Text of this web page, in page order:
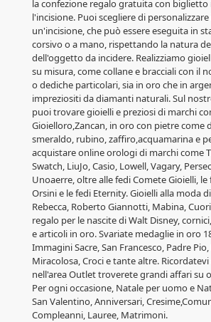
la confezione regalo gratuita con biglietto
l'incisione. Puoi scegliere di
un'incisione, che può essere eseguita in
corsivo o a mano, rispettando la natura
dell'oggetto da incidere. Realizziamo
su misura, come collane e bracciali con il
o dediche particolari, sia in oro che in
impreziositi da diamanti naturali. Sul
puoi trovare gioielli e preziosi di marchi
Gioielloro,Zancan, in oro con pietre come
smeraldo, rubino, zaffiro,acquamarina e
acquistare online orologi di marchi come
Swatch, LiuJo, Casio, Lowell, Vagary,
Unoaerre, oltre alle fedi Comete Gioielli, le
Orsini e le fedi Eternity. Gioielli alla moda
Rebecca, Roberto Giannotti, Mabina,
regalo per le nascite di Walt Disney,
e articoli in oro. Svariate medaglie in oro
Immagini Sacre, San Francesco, Padre
Miracolosa, Croci e tante altre.
nell'area Outlet troverete grandi affari su
Per ogni occasione, Natale per uomo e
San Valentino, Anniversari,
Compleanni, Lauree, Matrimoni.